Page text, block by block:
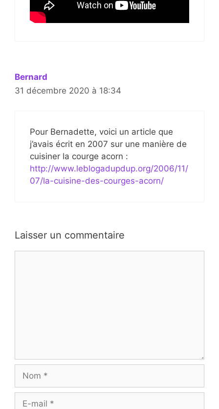
Bernard
31 décembre 2020 à 18:34
Pour Bernadette, voici un article que
j’avais écrit en 2007 sur une manière de
cuisiner la courge acorn :
http://www.leblogadupdup.org/2006/11/
07/la-cuisine-des-courges-acorn/
Laisser un commentaire
Nom